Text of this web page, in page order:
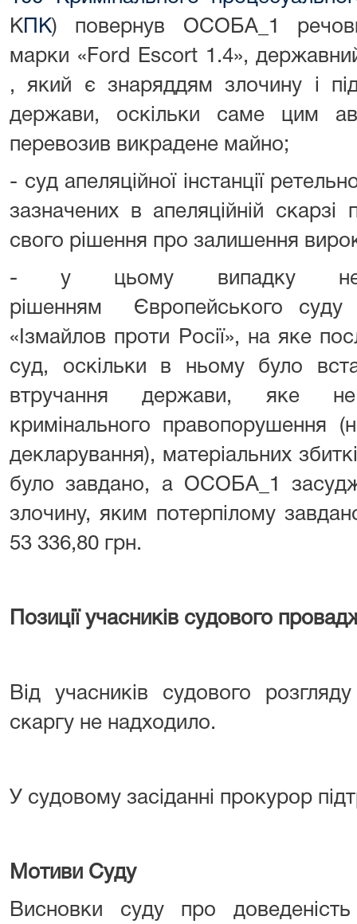
К ПК) повернув ОСОБА_1
марки «Ford Escort 1.4»,
, який є знаряддям злочину і
держави, оскільки саме цим
перевозив викрадене майно;
- суд апеляційної інстанції
зазначених в апеляційній
свого рішення про залишення
- у цьому випадку не
рішенням Європейського
«Ізмайлов проти Росії», на яке
суд, оскільки в ньому було
втручання держави, яке не
кримінального правопорушення
декларування), матеріальних
було завдано, а ОСОБА_1
злочину, яким потерпілому
53 336,80 грн.
озиції учасників судового
Від учасників судового
скаргу не надходило.
У судовому засіданні прокурор
Мотиви Суду
Висновки суду про